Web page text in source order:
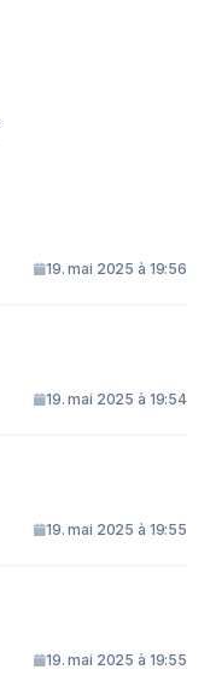
19. mai 2025 à 19:56
19. mai 2025 à 19:54
19. mai 2025 à 19:55
19. mai 2025 à 19:55